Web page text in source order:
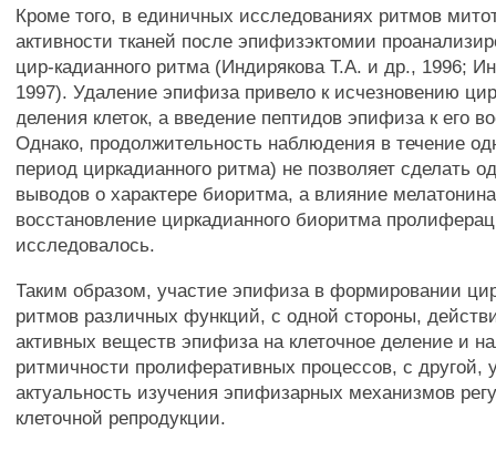
Кроме того, в единичных исследованиях ритмов
активности тканей после эпифизэктомии
цир-кадианного ритма (Индирякова Т.А. и др., 1996;
1997). Удаление эпифиза привело к исчезновению
деления клеток, а введение пептидов эпифиза к его
Однако, продолжительность наблюдения в течение
период циркадианного ритма) не позволяет сделать
выводов о характере биоритма, а влияние
восстановление циркадианного биоритма
исследовалось.
Таким образом, участие эпифиза в формировании
ритмов различных функций, с одной стороны,
активных веществ эпифиза на клеточное деление и
ритмичности пролиферативных процессов, с другой,
актуальность изучения эпифизарных механизмов
клеточной репродукции.